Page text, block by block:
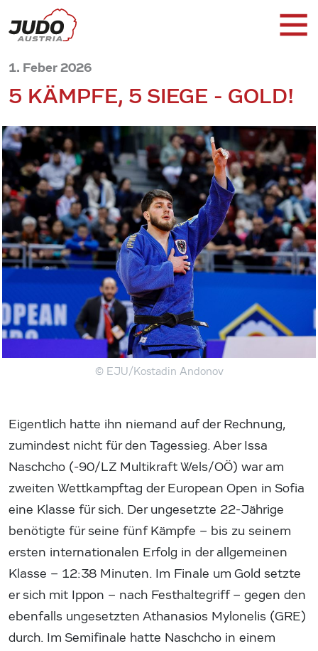
1. Feber 2026
5 KÄMPFE, 5 SIEGE - GOLD!
© EJU/Kostadin Andonov
Eigentlich hatte ihn niemand auf der Rechnung,
zumindest nicht für den Tagessieg. Aber Issa
Naschcho (-90/LZ Multikraft Wels/OÖ) war am
zweiten Wettkampftag der European Open in Sofia
eine Klasse für sich. Der ungesetzte 22-Jährige
benötigte für seine fünf Kämpfe – bis zu seinem
ersten internationalen Erfolg in der allgemeinen
Klasse – 12:38 Minuten. Im Finale um Gold setzte
er sich mit Ippon – nach Festhaltegriff – gegen den
ebenfalls ungesetzten Athanasios Mylonelis (GRE)
durch. Im Semifinale hatte Naschcho in einem